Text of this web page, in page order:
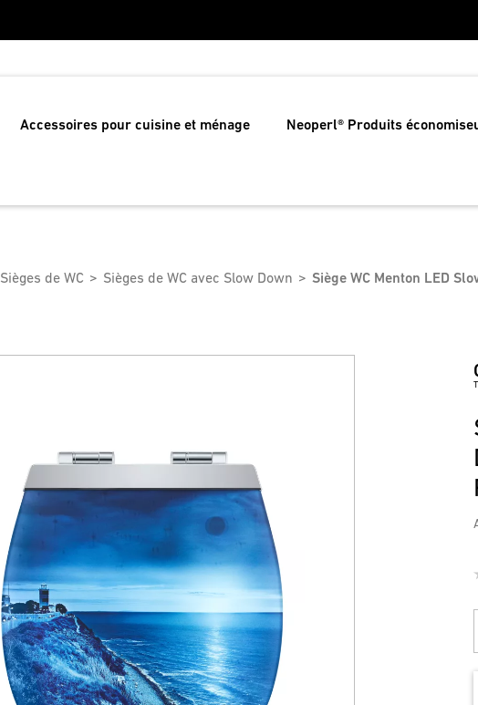
Accessoires pour cuisine et ménage Neoperl® Produits
Sièges de WC Sièges de WC avec Slow Down Siège WC Menton LED